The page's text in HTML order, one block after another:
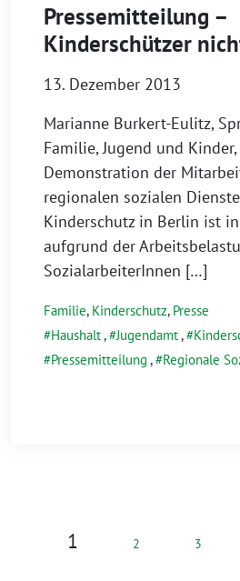
Pressemitteilung –
Kinderschützer
13. Dezember 2013
Marianne Burkert-Eulitz,
Familie, Jugend und
Demonstration der
regionalen sozialen
Kinderschutz in Berlin ist
aufgrund der
SozialarbeiterInnen […]
Familie, Kinderschutz, Presse
Haushalt, Jugendamt,
Pressemitteilung , Regionale
1 2 3